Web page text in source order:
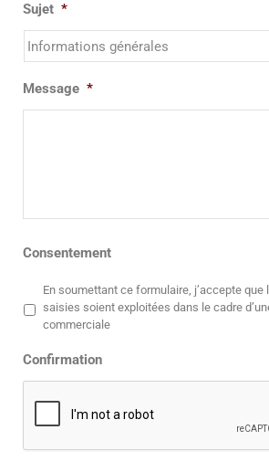
Sujet *
Message *
Consentement
En soumettant ce formulaire, j’accepte
saisies soient exploitées dans le cadre
commerciale
Confirmation